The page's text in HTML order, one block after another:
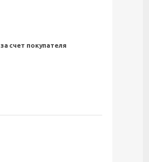
за счет покупателя